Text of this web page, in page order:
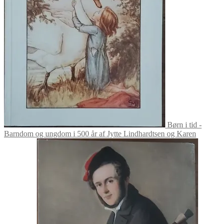
Børn i tid -
Barndom og ungdom i 500 år af Jytte Lindhardtsen og Karen